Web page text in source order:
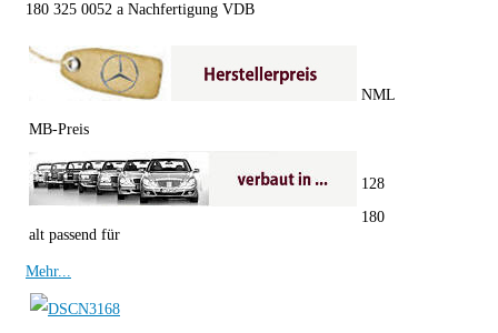
180 325 0052 a Nachfertigung VDB
MB-Preis
NML
alt passend für
128
180
Mehr...